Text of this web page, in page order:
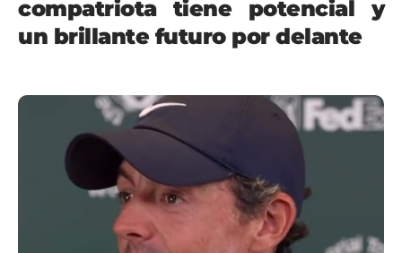
compatriota tiene potencial y
un brillante futuro por delante